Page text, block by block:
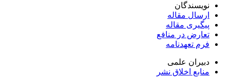
نویسندگان
ارسال مقاله
پیگیری مقاله
تعارض در منافع
فرم تعهدنامه
دبیران علمی
منابع اخلاق نشر